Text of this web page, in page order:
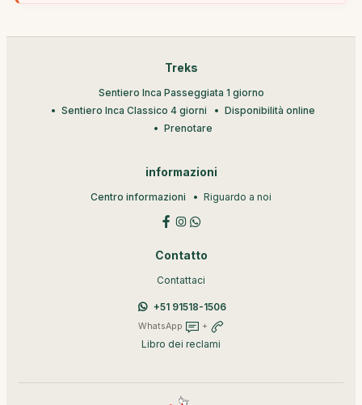
Treks
Sentiero Inca Passeggiata 1 giorno
Sentiero Inca Classico 4 giorni
Disponibilità online
Prenotare
informazioni
Centro informazioni Riguardo a noi
Contatto
Contattaci
+51 91518-1506
WhatsApp +
Libro dei reclami